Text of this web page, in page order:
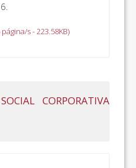
s - 223.58KB)
CORPORATIVA